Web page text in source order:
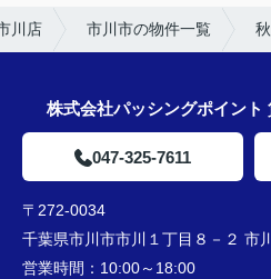
川店 市川市の物件一覧
株式会社パッシングポイント
047-325-7611
〒272-0034
千葉県市川市市川１丁目８－２ 市
営業時間： 10:00～18:00